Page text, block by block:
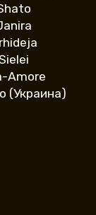
Amore
(Украина)